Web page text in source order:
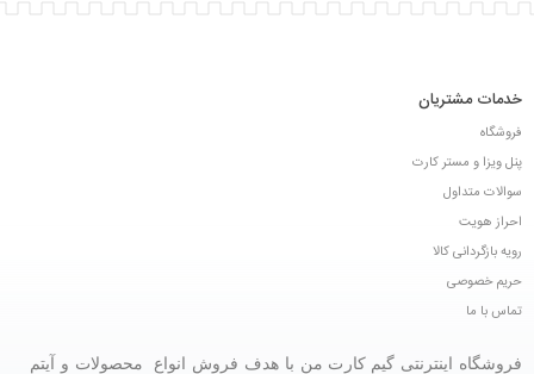
خدمات مشتریان
فروشگاه
پنل ویزا و مستر کارت
سوالات متداول
احراز هویت
رویه بازگردانی کالا
حریم خصوصی
تماس با ما
فروشگاه اینترنتی گیم کارت من با هدف فروش انواع محصولات و آیتم